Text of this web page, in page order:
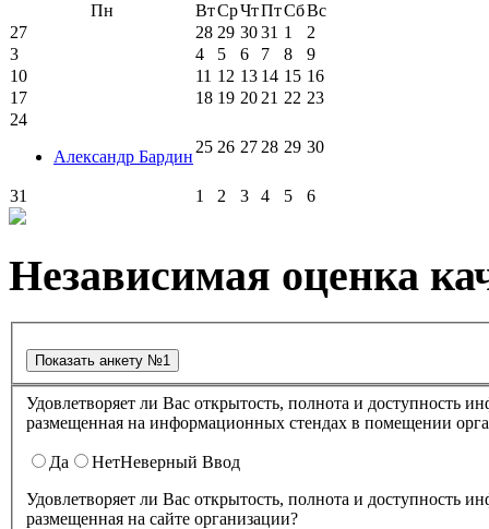
Пн
ВтСрЧтПтСбВс
27
28 29 3031 1
2
3
4 5 6 7 8
9
10
11 12 13 14 15 16
17
18 19 20 21 22 23
24
Александр Бардин
25 26 27 28 29 30
31 1 2 3 4 5 6
Независимая оценка
Удовлетворяет ли Вас открытость, полнота и доступность информации о деятельности в культурно-досуговом центре "Губернский" ,
размещенная на информационных стендах в помещении
Да НетНеверный Ввод
Удовлетворяет ли Вас открытость, полнота и доступность информации о деятельности культурно-досугового центра "Губернский" ,
размещенная на сайте организации?